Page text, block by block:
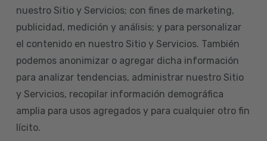
nuestro Sitio y Servicios; con fines de marketing,
publicidad, medición y análisis; y para personalizar
el contenido en nuestro Sitio y Servicios. También
podemos anonimizar o agregar dicha información
para analizar tendencias, administrar nuestro Sitio
y Servicios, recopilar información demográfica
amplia para usos agregados y para cualquier otro fin
lícito.